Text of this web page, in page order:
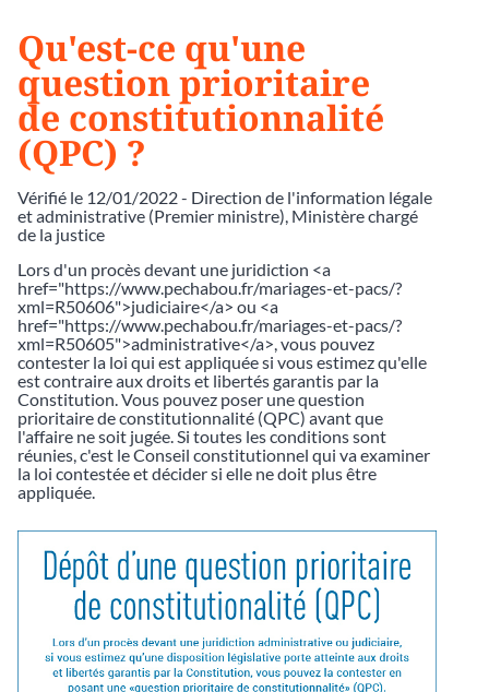
Qu'est-ce qu'une
question prioritaire
de constitutionnalité
(QPC) ?
Vérifié le 12/01/2022 - Direction de l'information légale
et administrative (Premier ministre), Ministère chargé
de la justice
Lors d'un procès devant une juridiction <a
href="https://www.pechabou.fr/mariages-et-pacs/?
xml=R50606">judiciaire</a> ou <a
href="https://www.pechabou.fr/mariages-et-pacs/?
xml=R50605">administrative</a>, vous pouvez
contester la loi qui est appliquée si vous estimez qu'elle
est contraire aux droits et libertés garantis par la
Constitution. Vous pouvez poser une question
prioritaire de constitutionnalité (QPC) avant que
l'affaire ne soit jugée. Si toutes les conditions sont
réunies, c'est le Conseil constitutionnel qui va examiner
la loi contestée et décider si elle ne doit plus être
appliquée.